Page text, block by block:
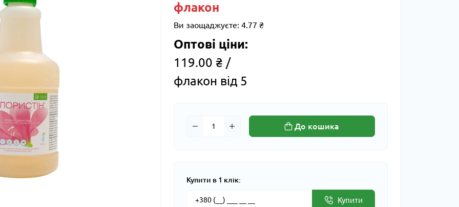
флакон
Ви заощаджуєте: 4.77 ₴
Оптові ціни:
119.00 ₴ /
флакон від 5
До кошика
Купити в 1 клік:
Купити